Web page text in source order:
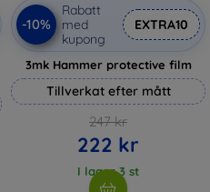
-10%
Rabatt
med
kupong
EXTRA10
3mk Hammer protective film
Tillverkat efter mått
247 kr
222 kr
I lager 3 st